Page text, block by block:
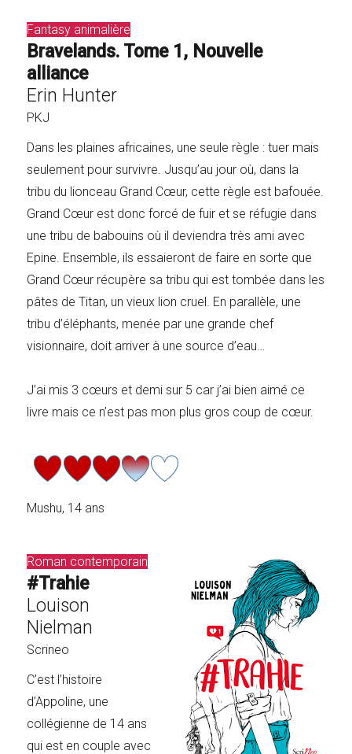
Fantasy animalière
Bravelands. Tome 1, Nouvelle
alliance
Erin Hunter
PKJ
Dans les plaines africaines, une seule règle : tuer mais
seulement pour survivre. Jusqu’au jour où, dans la
tribu du lionceau Grand Cœur, cette règle est bafouée.
Grand Cœur est donc forcé de fuir et se réfugie dans
une tribu de babouins où il deviendra très ami avec
Epine. Ensemble, ils essaieront de faire en sorte que
Grand Cœur récupère sa tribu qui est tombée dans les
pâtes de Titan, un vieux lion cruel. En parallèle, une
tribu d’éléphants, menée par une grande chef
visionnaire, doit arriver à une source d’eau…
J’ai mis 3 cœurs et demi sur 5 car j’ai bien aimé ce
livre mais ce n’est pas mon plus gros coup de cœur.
Mushu, 14 ans
Roman contemporain
#Trahie
Louison
Nielman
Scrineo
C’est l’histoire
d’Appoline, une
collégienne de 14 ans
qui est en couple avec